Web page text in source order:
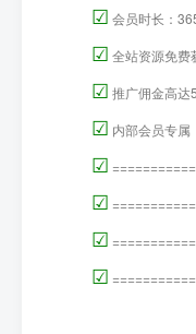
☑ 会员时长：
☑ 全站资源免费
☑ 推广佣金高达
☑ 内部会员专属
☑
☑
☑
☑